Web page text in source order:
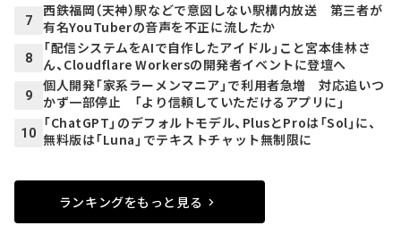
7
西鉄福岡（天神）駅などで意図しない駅構内放送 第三者が
有名YouTuberの音声を不正に流したか
8
「配信システムをAIで自作したアイドル」こと宮本佳林さ
ん、Cloudflare Workersの開発者イベントに登壇へ
9
個人開発「家系ラーメンマニア」で利用者急増 対応追いつ
かず一部停止 「より信頼していただけるアプリに」
10
「ChatGPT」のデフォルトモデル、PlusとProは「Sol」に、
無料版は「Luna」でテキストチャット無制限に
ランキングをもっと見る